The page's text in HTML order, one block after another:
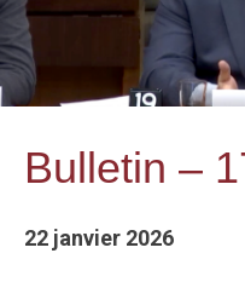
Bulletin –
22 janvier 2026